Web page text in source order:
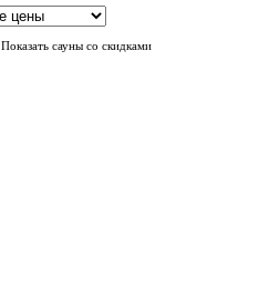
Показать сауны со скидками